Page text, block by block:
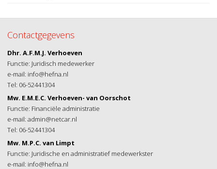
Contactgegevens
Dhr. A.F.M.J. Verhoeven
Functie: Juridisch medewerker
e-mail: info@hefna.nl
Tel: 06-52441304
Mw. E.M.E.C. Verhoeven- van Oorschot
Functie: Financiële administratie
e-mail: admin@netcar.nl
Tel: 06-52441304
Mw. M.P.C. van Limpt
Functie: Juridische en administratief medewerkster
e-mail: info@hefna.nl